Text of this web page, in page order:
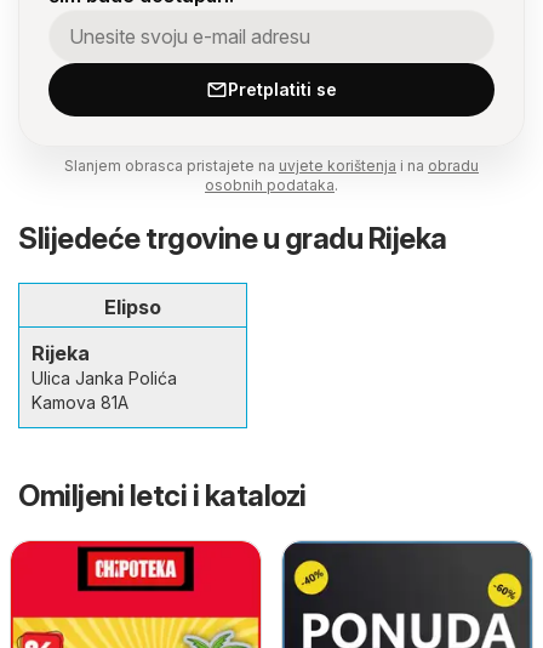
Pretplatiti se
Slanjem obrasca pristajete na uvjete korištenja i na obradu
osobnih podataka.
Slijedeće trgovine u gradu Rijeka
Elipso
Rijeka
Ulica Janka Polića
Kamova 81A
Omiljeni letci i katalozi